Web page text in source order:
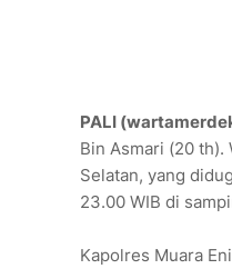
PALI
Bin Asmari (20 th).
Selatan, yang
23.00 WIB di
Kapolres Muara